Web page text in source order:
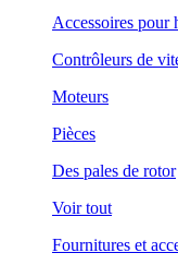
Accessoires pour
Contrôleurs de
Moteurs
Pièces
Des pales de rotor
Voir tout
Fournitures et